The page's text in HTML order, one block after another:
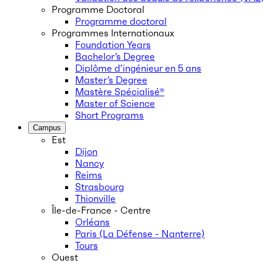
Programme Doctoral
Programme doctoral
Programmes Internationaux
Foundation Years
Bachelor’s Degree
Diplôme d’ingénieur en 5 ans
Master’s Degree
Mastère Spécialisé®
Master of Science
Short Programs
Campus
Est
Dijon
Nancy
Reims
Strasbourg
Thionville
Île-de-France - Centre
Orléans
Paris (La Défense - Nanterre)
Tours
Ouest